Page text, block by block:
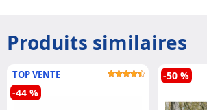
Produits similaires
TOP VENTE
-44 %
-50 %